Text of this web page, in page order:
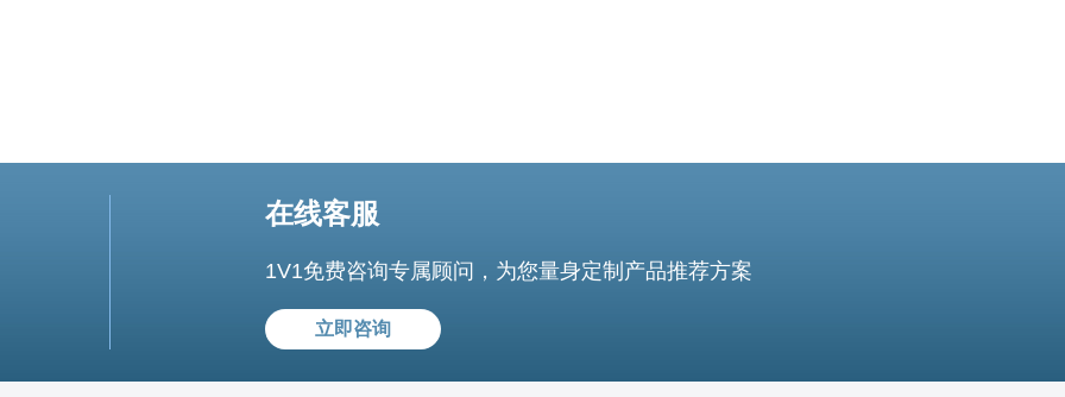
在线客服
1V1免费咨询专属顾问，为您量身定制产品推荐方案
立即咨询